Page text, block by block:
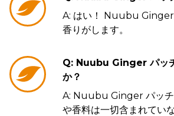
A: はい！ Nuubu Ginger
香りがします。
Q: Nuubu Ginger パッ
か？
A: Nuubu Ginger パッチ
や香料は一切含まれてい